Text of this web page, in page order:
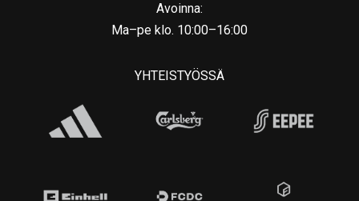
Avoinna:
Ma–pe klo. 10:00–16:00
YHTEISTYÖSSÄ